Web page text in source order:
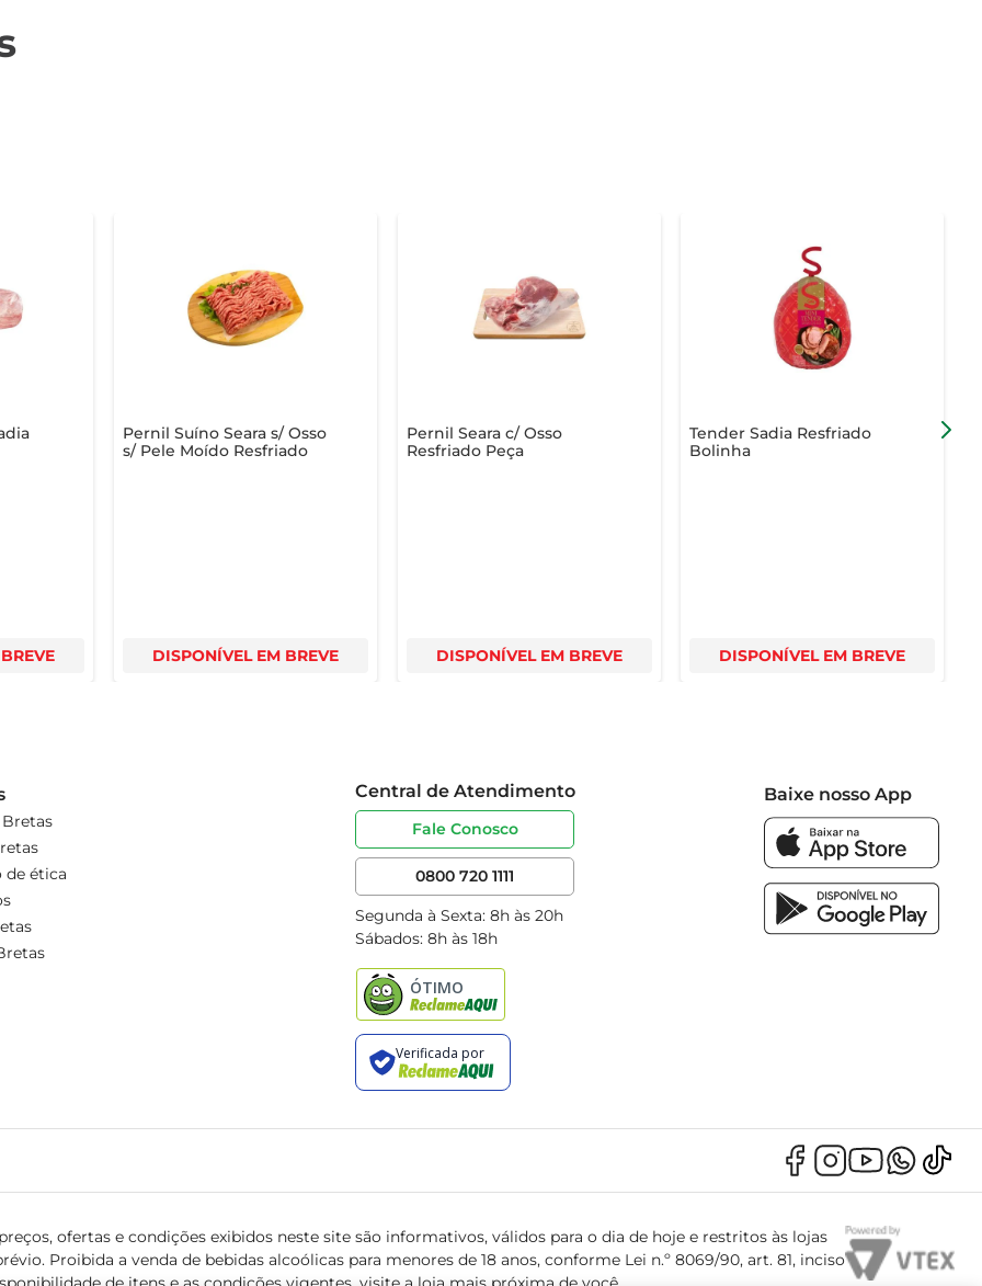
em embalagem a vácuo, o que garante a preservação do sabor e da textura da carne. Com um peso aproximado de
Pernil Suíno Seara s/ Osso
s/ Pele Moído Resfriado
DISPONÍVEL EM BREVE
Pernil Seara c/ Osso
Resfriado Peça
DISPONÍVEL EM BREVE
Tender Sadia Resfriado
Bolinha
DISPONÍVEL EM BREVE
de ética
Central de Atendimento
Fale Conosco
0800 720 1111
Segunda à Sexta: 8h às 20h
Sábados: 8h às 18h
Baixe nosso App
ofertas e condições exibidos neste site são informativos, válidos para o dia de hoje e restritos às lojas
Proibida a venda de bebidas alcoólicas para menores de 18 anos, conforme Lei n.º 8069/90, art. 81, inciso